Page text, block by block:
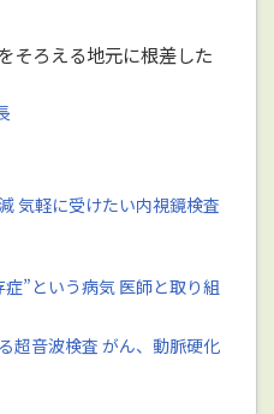
そろえる地元に根差した
気軽に受けたい内視鏡検査
”という病気 医師と取り組
超音波検査 がん、動脈硬化